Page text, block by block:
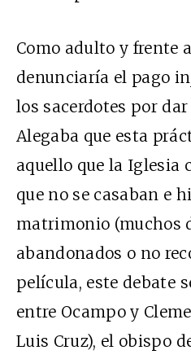
Como adulto y frente
denunciaría el pago
los sacerdotes por
Alegaba que esta
aquello que la Iglesia
que no se casaban e
matrimonio (muchos
abandonados o no
película, este debate
entre Ocampo y
Luis Cruz), el obispo